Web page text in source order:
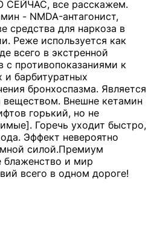
все расскажем.
- NMDA-антагонист,
средства для наркоза в
Реже используется как
всего в экстренной
с противопоказаниями к
барбитуратных
бронхоспазма. Является
Внешне кетамин
горький, но не
Горечь уходит быстро,
Эффект невероятно
силой.Премиум
блаженство и мир
всего в одном дороге!